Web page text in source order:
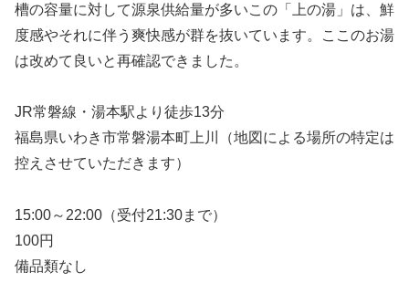
槽の容量に対して源泉供給量が多いこの「上の湯」は、鮮
度感やそれに伴う爽快感が群を抜いています。ここのお湯
は改めて良いと再確認できました。
JR常磐線・湯本駅より徒歩13分
福島県いわき市常磐湯本町上川（地図による場所の特定は
控えさせていただきます）
15:00～22:00（受付21:30まで）
100円
備品類なし